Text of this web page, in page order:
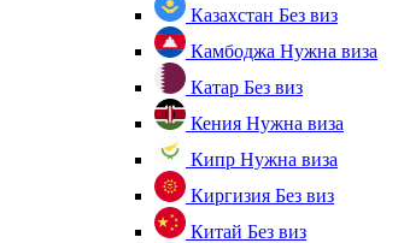
Казахстан Без виз
Камбоджа Нужна виза
Катар Без виз
Кения Нужна виза
Кипр Нужна виза
Киргизия Без виз
Китай Без виз